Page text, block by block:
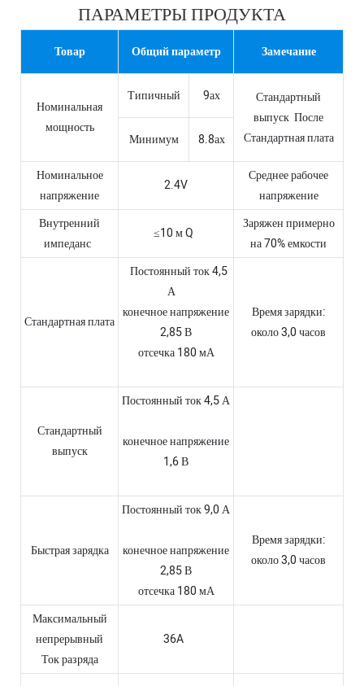
ПАРАМЕТРЫ ПРОДУКТА
Товар Общий параметр Замечание
Номинальная
мощность
Типичный 9ах
Стандартный
выпуск После
Стандартная плата
Минимум 8.8ах
Номинальное
напряжение
2.4V
Среднее рабочее
напряжение
Внутренний
импеданс
≤10 м Q
Заряжен примерно
на 70% емкости
Стандартная плата
Постоянный ток 4,5
А
конечное напряжение
2,85 В
отсечка 180 мА
Время зарядки:
около 3,0 часов
Стандартный
выпуск
Постоянный ток 4,5 А
конечное напряжение
1,6 В
Быстрая зарядка
Постоянный ток 9,0 А
конечное напряжение
2,85 В
отсечка 180 мА
Время зарядки:
около 3,0 часов
Максимальный
непрерывный
Ток разряда
36A